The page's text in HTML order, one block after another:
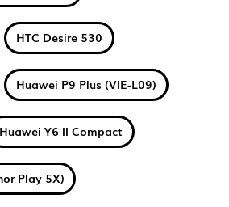
HTC Desire 530
Huawei P9 Plus (VIE-L09)
Huawei Y6 II Compact
Play 5X)